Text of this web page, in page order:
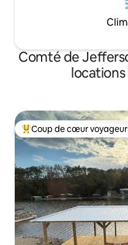
Comté de
Coups de cœur
Coup de cœur